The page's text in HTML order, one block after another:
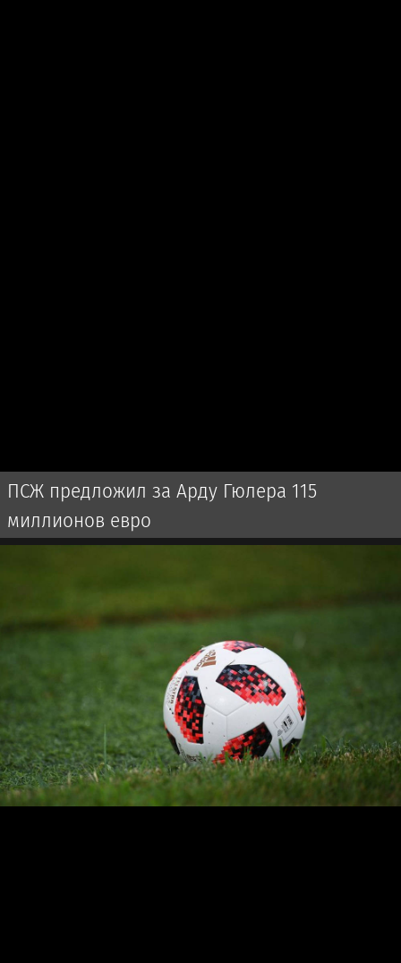
ПСЖ предложил за Арду Гюлера 115
миллионов евро